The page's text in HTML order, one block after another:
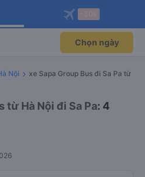
ngay!
viên độc
Mở app
vé máy bay qua
Mở app
Chọn ngày
Nội
xe Sapa Group Bus đi Sa Pa từ
từ Hà Nội đi Sa Pa: 4